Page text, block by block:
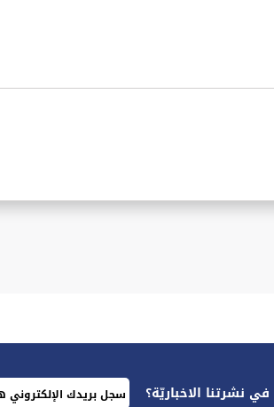
نشرتنا الاخباريّة؟